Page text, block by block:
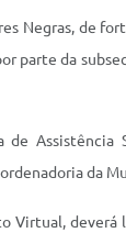
Negras, de
parte da
da